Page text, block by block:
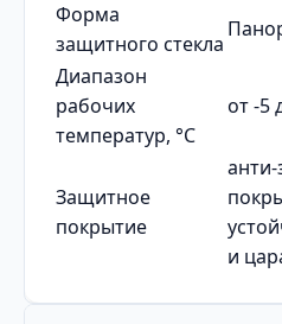
Форма
защитного стекла
Диапазон
рабочих
температур, °C
от -5
Защитное
покрытие
и